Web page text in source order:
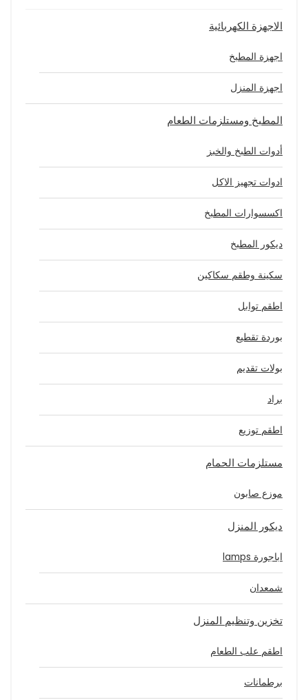
الاجهزة الكهربائية
اجهزة المطبخ
اجهزة المنزل
المطبخ ومستلزمات الطعام
أدوات الطبخ والخبز
ادوات تجهيز الاكل
اكسسوارات المطبخ
ديكور المطبخ
سكينة وطقم سكاكين
اطقم توابل
بوردة تقطيع
بولات تقديم
براد
اطقم توزيع
مستلزمات الحمام
موزع صابون
ديكور المنزل
اباجورة lamps
شمعدان
تخزين وتنظيم المنزل
اطقم علب الطعام
برطمانات